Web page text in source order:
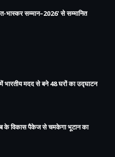
भास्कर सम्मान–2026' से सम्मानित
भारतीय मदद से बने 48 घरों का उद्घाटन
के विकास पैकेज से चमकेगा भूटान का